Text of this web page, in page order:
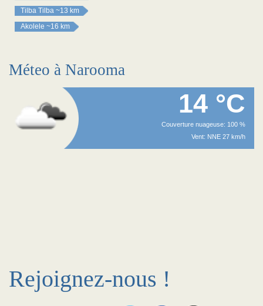
Tilba Tilba ~13 km
Akolele ~16 km
Méteo à Narooma
14 °C
Couverture nuageuse: 100 %
Vent: NNE 27 km/h
Rejoignez-nous !